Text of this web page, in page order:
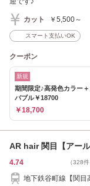
カット ￥5,500～
スマート支払いOK
クーポン
新規
期間限定♪高発色カラー
バブル￥18700
￥18,700
AR hair 関目【アール
4.74 （328件
地下鉄谷町線【関目